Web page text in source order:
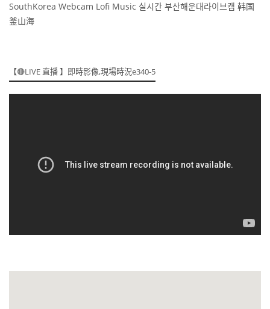
SouthKorea Webcam Lofi Music 실시간 부산해운대라이브캠 韩国
釜山海
【🔴LIVE 直播 】即時影像,現場時況e340-5